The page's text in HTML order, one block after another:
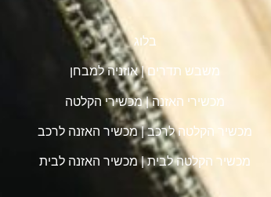
בלוג
משבש תדרים|אוזניה למבחן
מכשירי האזנה|מכשירי הקלטה
מכשיר הקלטה לרכב|מכשיר האזנה לרכב
מכשיר הקלטה לבית|מכשיר האזנה לבית